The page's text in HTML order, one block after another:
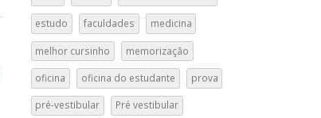
estudo faculdades medicina
melhor cursinho memorização
oficina oficina do estudante prova
pré-vestibular Pré vestibular